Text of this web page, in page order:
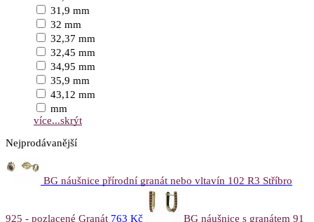
31,9 mm
32 mm
32,37 mm
32,45 mm
34,95 mm
35,9 mm
43,12 mm
mm
více...skrýt
Nejprodávanější
BG náušnice přírodní granát nebo vltavín 102 R3 Stříbro
925 - pozlacené Granát 763 Kč BG náušnice s granátem 91